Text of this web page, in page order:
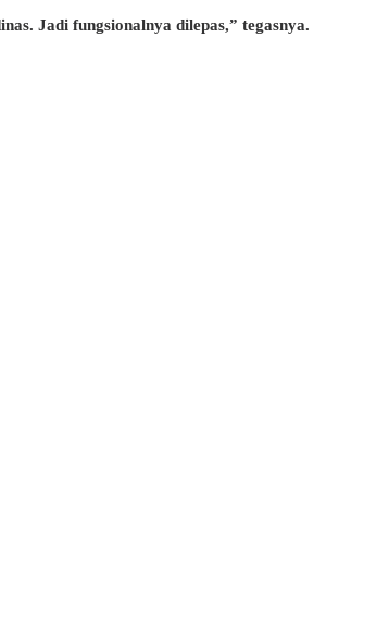
Jadi fungsionalnya dilepas,” tegasnya.